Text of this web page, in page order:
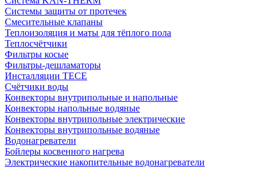
Системы защиты от протечек
Смесительные клапаны
Теплоизоляция и маты для тёплого пола
Теплосчётчики
Фильтры косые
Фильтры-дешламаторы
Инсталляции TECE
Счётчики воды
Конвекторы внутрипольные и напольные
Конвекторы напольные водяные
Конвекторы внутрипольные электрические
Конвекторы внутрипольные водяные
Водонагреватели
Бойлеры косвенного нагрева
Электрические накопительные водонагреватели